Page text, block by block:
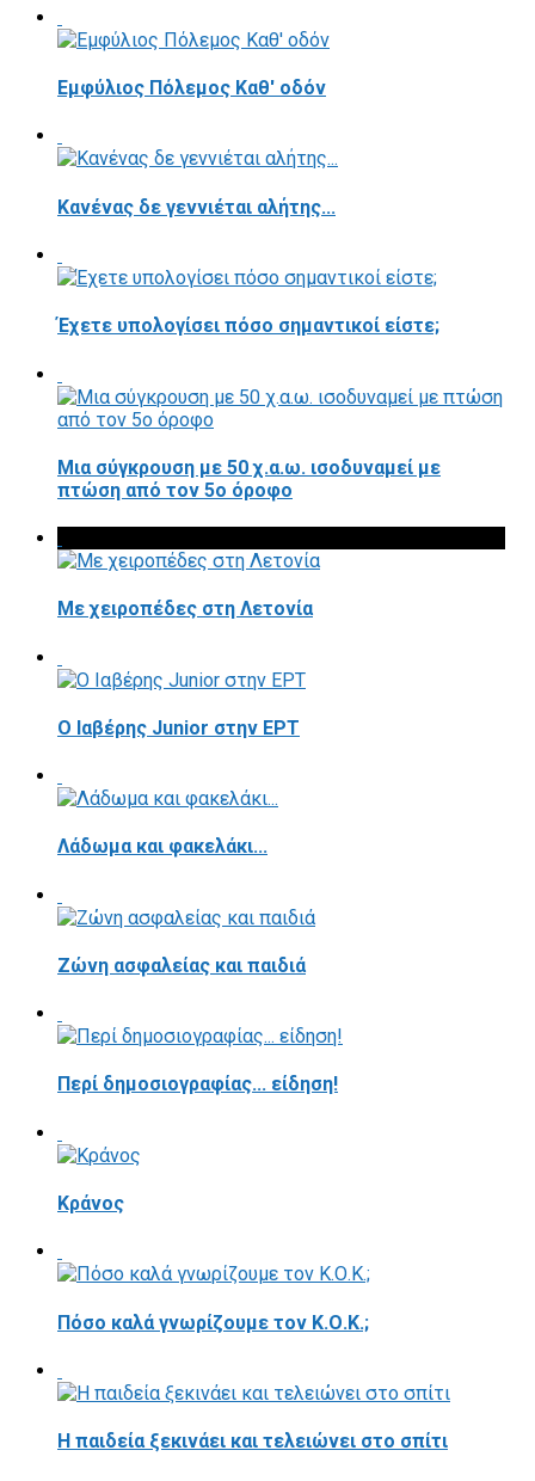
Εμφύλιος Πόλεμος Καθ' οδόν
Κανένας δε γεννιέται αλήτης...
Έχετε υπολογίσει πόσο σημαντικοί είστε;
Μια σύγκρουση με 50 χ.α.ω. ισοδυναμεί με
πτώση από τον 5ο όροφο
Με χειροπέδες στη Λετονία
Ο Ιαβέρης Junior στην ΕΡΤ
Λάδωμα και φακελάκι...
Ζώνη ασφαλείας και παιδιά
Περί δημοσιογραφίας... είδηση!
Κράνος
Πόσο καλά γνωρίζουμε τον Κ.Ο.Κ.;
Η παιδεία ξεκινάει και τελειώνει στο σπίτι